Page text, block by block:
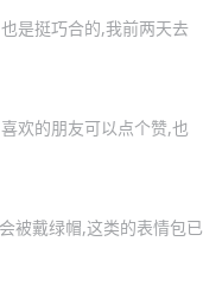
是挺巧合的,我前两天去
欢的朋友可以点个赞,也
被戴绿帽,这类的表情包已